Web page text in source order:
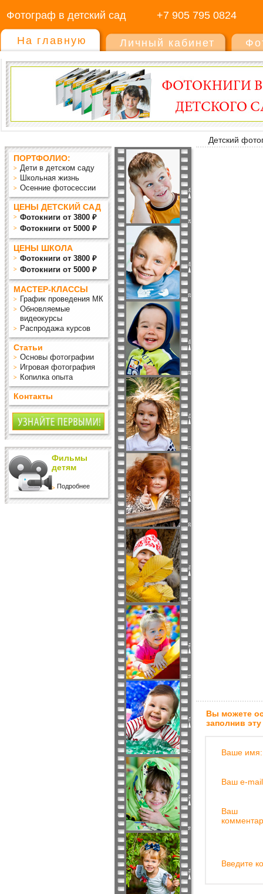
Фотограф в детский сад +7 905 795 0824
На главную Личный кабинет
Детский
ПОРТФОЛИО:
Дети в детском саду
Школьная жизнь
Осенние фотосессии
ЦЕНЫ ДЕТСКИЙ САД
Фотокниги от 3800 ₽
Фотокниги от 5000 ₽
ЦЕНЫ ШКОЛА
Фотокниги от 3800 ₽
Фотокниги от 5000 ₽
МАСТЕР-КЛАССЫ
График проведения МК
Обновляемые
видеокурсы
Распродажа курсов
Статьи
Основы фотографии
Игровая фотография
Копилка опыта
Контакты
Фильмы
детям
Подробнее
Вы можете
заполнив
Ваше имя:
Ваш e-
Ваш
Введите